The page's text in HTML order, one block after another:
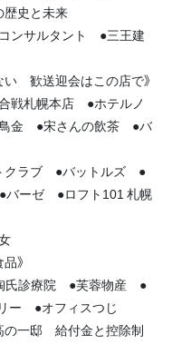
史と未来
ンサルタント ●三王建
歓送迎会はこの店で》
戦札幌本店 ●ホテルノ
金 ●宋さんの飲茶 ●バ
クラブ ●バットルズ ●
バーゼ ●ロフト101 札幌
》
氏診療院 ●芙蓉物産 ●
ー ●オフィスつじ
の一邸 給付金と控除制